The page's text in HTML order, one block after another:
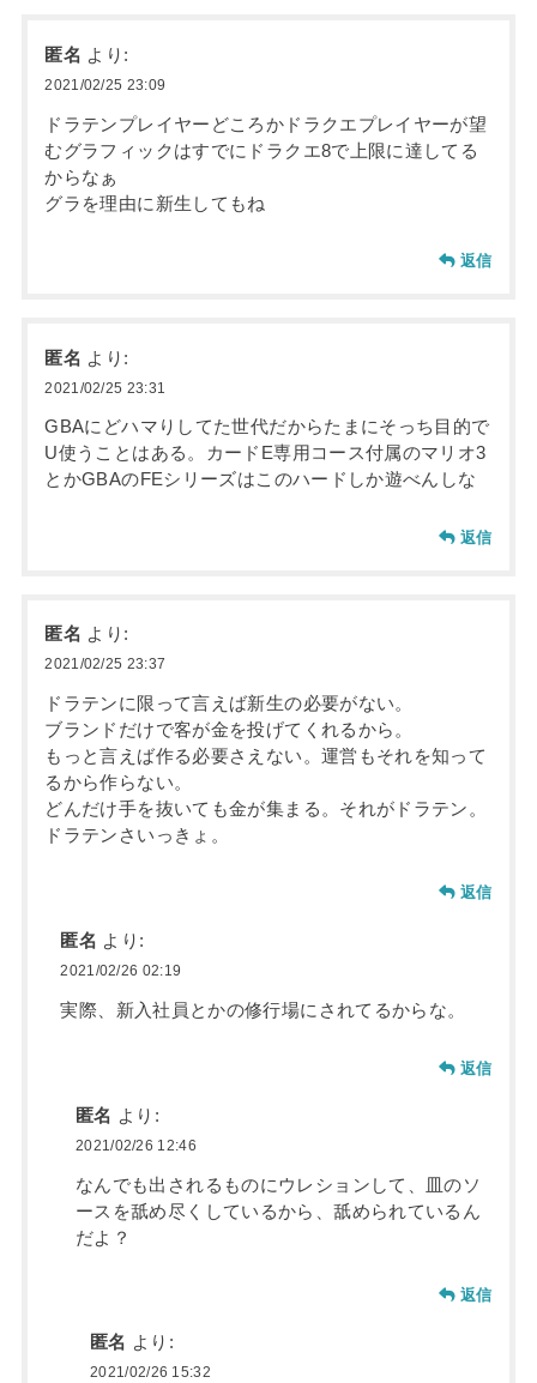
匿名 より:
2021/02/25 23:09
ドラテンプレイヤーどころかドラクエプレイヤーが望
むグラフィックはすでにドラクエ8で上限に達してる
からなぁ
グラを理由に新生してもね
返信
匿名 より:
2021/02/25 23:31
GBAにどハマりしてた世代だからたまにそっち目的で
U使うことはある。カードE専用コース付属のマリオ3
とかGBAのFEシリーズはこのハードしか遊べんしな
返信
匿名 より:
2021/02/25 23:37
ドラテンに限って言えば新生の必要がない。
ブランドだけで客が金を投げてくれるから。
もっと言えば作る必要さえない。運営もそれを知って
るから作らない。
どんだけ手を抜いても金が集まる。それがドラテン。
ドラテンさいっきょ。
返信
匿名 より:
2021/02/26 02:19
実際、新入社員とかの修行場にされてるからな。
返信
匿名 より:
2021/02/26 12:46
なんでも出されるものにウレションして、皿のソ
ースを舐め尽くしているから、舐められているん
だよ？
返信
匿名 より:
2021/02/26 15:32